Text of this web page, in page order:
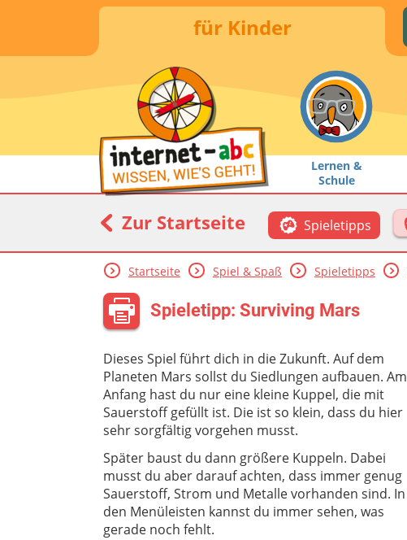
für Kinder
Lernen &
Schule
Zur Startseite Spieletipps
Startseite Spiel & Spaß Spieletipps
Spieletipp: Surviving Mars
Dieses Spiel führt dich in die Zukunft. Auf dem
Planeten Mars sollst du Siedlungen aufbauen. Am
Anfang hast du nur eine kleine Kuppel, die mit
Sauerstoff gefüllt ist. Die ist so klein, dass du hier
sehr sorgfältig vorgehen musst.
Später baust du dann größere Kuppeln. Dabei
musst du aber darauf achten, dass immer genug
Sauerstoff, Strom und Metalle vorhanden sind. In
den Menüleisten kannst du immer sehen, was
gerade noch fehlt.